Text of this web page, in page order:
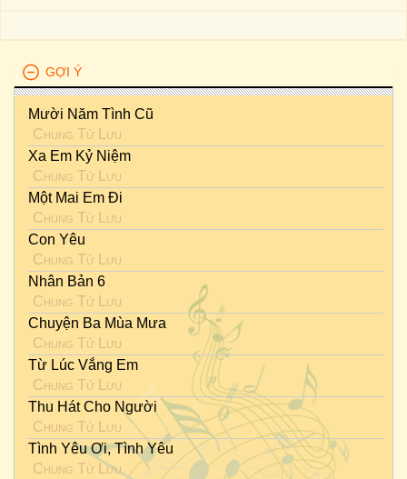
GỢI Ý
Mười Năm Tình Cũ
Chung Tử Lưu
Xa Em Kỷ Niệm
Chung Tử Lưu
Một Mai Em Đi
Chung Tử Lưu
Con Yêu
Chung Tử Lưu
Nhân Bản 6
Chung Tử Lưu
Chuyện Ba Mùa Mưa
Chung Tử Lưu
Từ Lúc Vắng Em
Chung Tử Lưu
Thu Hát Cho Người
Chung Tử Lưu
Tình Yêu Ơi, Tình Yêu
Chung Tử Lưu